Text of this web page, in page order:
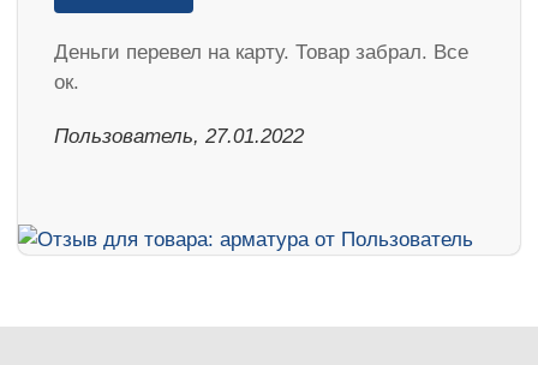
Деньги перевел на карту. Товар забрал. Все
ок.
Пользователь, 27.01.2022